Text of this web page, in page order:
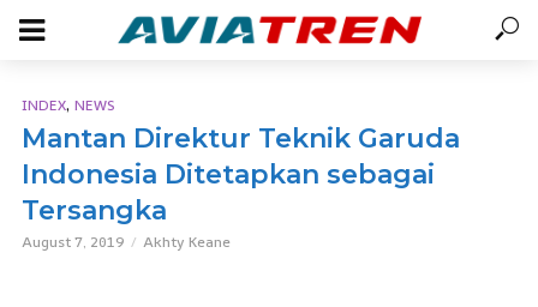
INDEX, NEWS
Mantan Direktur Teknik Garuda
Indonesia Ditetapkan sebagai
Tersangka
August 7, 2019 Akhty Keane